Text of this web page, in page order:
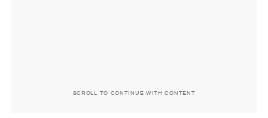
SCROLL TO CONTINUE WITH CONTENT